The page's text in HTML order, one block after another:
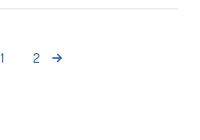
1 2